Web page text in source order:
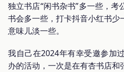
独立书店“闲书杂书”多一些，
书会多一些，打卡抖音小红书少
意味儿淡一些。
我自己在2024年有幸受邀参加
办的活动，一次是在有杏书店